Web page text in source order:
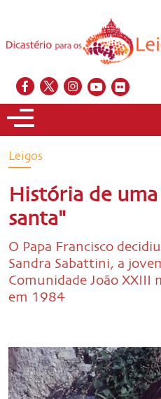
Leigos
História de
santa"
O Papa Francisco
Sandra Sabattini, a
Comunidade João XXIII
em 1984